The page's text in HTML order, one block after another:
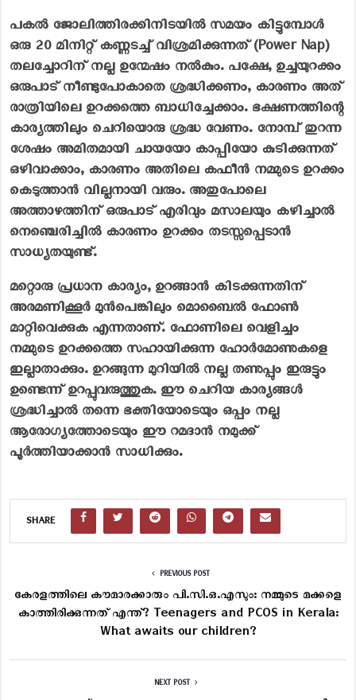
പകൽ ജോലിത്തിരക്കിനിടയിൽ സമയം കിട്ടുമ്പോൾ
ഒരു 20 മിനിറ്റ് കണ്ണടച്ച് വിശ്രമിക്കുന്നത് (Power Nap)
തലച്ചോറിന് നല്ല ഉന്മേഷം നൽകും. പക്ഷേ, ഉച്ചയുറക്കം
ഒരുപാട് നീണ്ടുപോകാതെ ശ്രദ്ധിക്കണം, കാരണം അത്
രാത്രിയിലെ ഉറക്കത്തെ ബാധിച്ചേക്കാം. ഭക്ഷണത്തിന്റെ
കാര്യത്തിലും ചെറിയൊരു ശ്രദ്ധ വേണം. നോമ്പ് തുറന്ന
ശേഷം അമിതമായി ചായയോ കാപ്പിയോ കുടിക്കുന്നത്
ഒഴിവാക്കാം, കാരണം അതിലെ കഫീൻ നമ്മുടെ ഉറക്കം
കെടുത്താൻ വില്ലനായി വരും. അതുപോലെ
അത്താഴത്തിന് ഒരുപാട് എരിവും മസാലയും കഴിച്ചാൽ
നെഞ്ചെരിച്ചിൽ കാരണം ഉറക്കം തടസ്സപ്പെടാൻ
സാധ്യതയുണ്ട്.
മറ്റൊരു പ്രധാന കാര്യം, ഉറങ്ങാൻ കിടക്കുന്നതിന്
അരമണിക്കൂർ മുൻപെങ്കിലും മൊബൈൽ ഫോൺ
മാറ്റിവെക്കുക എന്നതാണ്. ഫോണിലെ വെളിച്ചം
നമ്മുടെ ഉറക്കത്തെ സഹായിക്കുന്ന ഹോർമോണുകളെ
ഇല്ലാതാക്കും. ഉറങ്ങുന്ന മുറിയിൽ നല്ല തണുപ്പും ഇരുട്ടും
ഉണ്ടെന്ന് ഉറപ്പുവരുത്തുക. ഈ ചെറിയ കാര്യങ്ങൾ
ശ്രദ്ധിച്ചാൽ തന്നെ ഭക്തിയോടെയും ഒപ്പം നല്ല
ആരോഗ്യത്തോടെയും ഈ റമദാൻ നമുക്ക്
പൂർത്തിയാക്കാൻ സാധിക്കും.
SHARE
PREVIOUS POST
കേരളത്തിലെ കൗമാരക്കാരും പി.സി.ഒ.എസും: നമ്മുടെ മക്കളെ
കാത്തിരിക്കുന്നത് എന്ത്? Teenagers and PCOS in Kerala:
What awaits our children?
NEXT POST